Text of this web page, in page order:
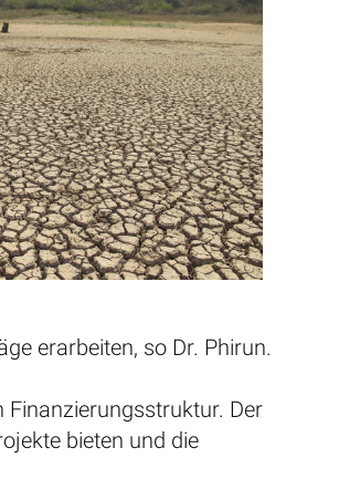
erarbeiten, so Dr. Phirun.
Der
bieten und die